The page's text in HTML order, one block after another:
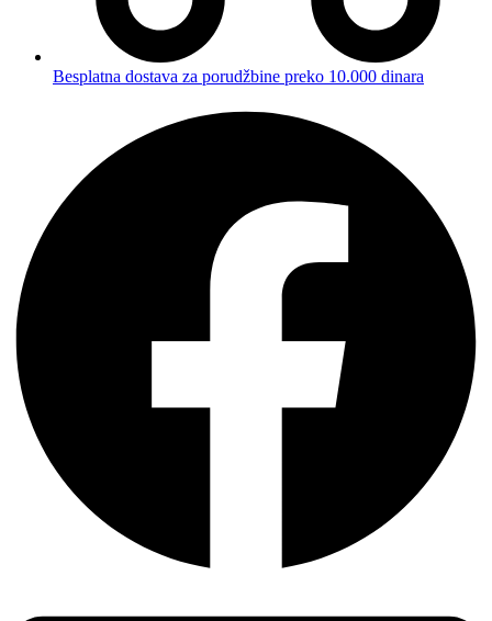
Besplatna dostava za porudžbine preko 10.000 dinara